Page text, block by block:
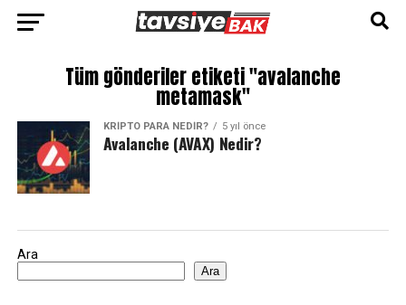
Tüm gönderiler etiketi "avalanche
metamask"
KRIPTO PARA NEDIR? 5 yıl önce
Avalanche (AVAX) Nedir?
Ara
Ara